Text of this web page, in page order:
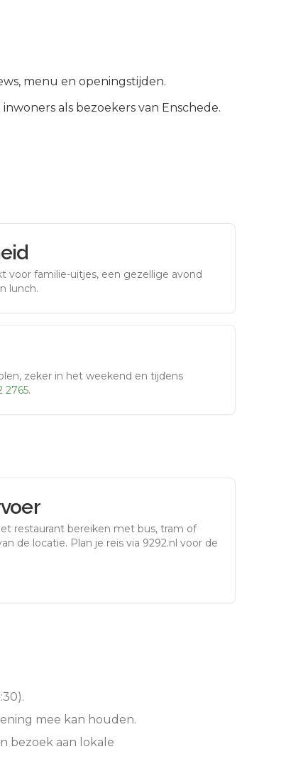
menu en openingstijden.
als bezoekers van Enschede.
voor familie-uitjes, een gezellige avond
lunch.
zeker in het weekend en tijdens
2765.
restaurant bereiken met bus, tram of
de locatie. Plan je reis via 9292.nl voor de
mee kan houden.
bezoek aan lokale